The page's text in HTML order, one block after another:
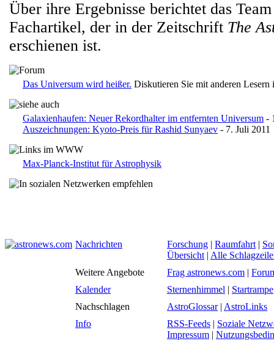
Über ihre Ergebnisse berichtet das
Fachartikel, der in der Zeitschrift The
erschienen ist.
Das Universum wird heißer. Diskutieren Sie mit anderen
Galaxienhaufen: Neuer Rekordhalter im entfernten Universum -
Auszeichnungen: Kyoto-Preis für Rashid Sunyaev - 7. Juli 2011
Max-Planck-Institut für Astrophysik
Nachrichten Forschung | Raumfahrt |
Übersicht | Alle
Weitere Angebote
Frag astronews.com |
Kalender
Sternenhimmel | Startrampe
Nachschlagen
AstroGlossar| AstroLinks
Info
RSS-Feeds | Soziale
Impressum |